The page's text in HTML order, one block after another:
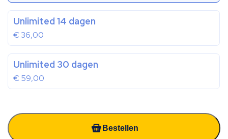
Unlimited 14 dagen
€36,00
Unlimited 30 dagen
€59,00
Bestellen